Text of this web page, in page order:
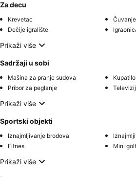
Za decu
Krevetac
Dečije igralište
Prikaži više
Sadržaji u sobi
Mašina za pranje sudova
Pribor za peglanje
Prikaži više
Sportski objekti
Iznajmljivanje brodova
Fitnes
Mini golf
Prikaži više